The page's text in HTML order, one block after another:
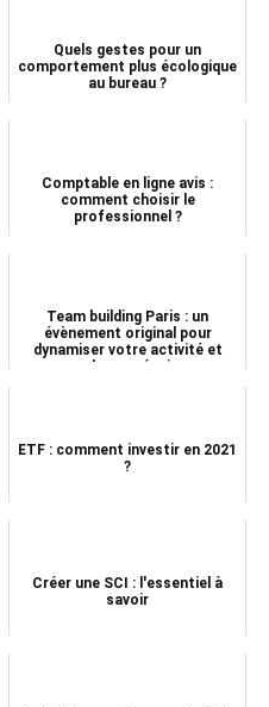
Quels gestes pour un
comportement plus écologique
au bureau ?
Comptable en ligne avis :
comment choisir le
professionnel ?
Team building Paris : un
évènement original pour
dynamiser votre activité et
souder vos équipes
ETF : comment investir en 2021
?
Créer une SCI : l'essentiel à
savoir